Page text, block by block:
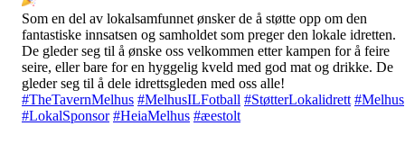
Som en del av lokalsamfunnet ønsker de å støtte opp om den
fantastiske innsatsen og samholdet som preger den lokale idretten.
De gleder seg til å ønske oss velkommen etter kampen for å feire
seire, eller bare for en hyggelig kveld med god mat og drikke. De
gleder seg til å dele idrettsgleden med oss alle!
#TheTavernMelhus #MelhusILFotball #StøtterLokalidrett #Melhus
#LokalSponsor #HeiaMelhus #æestolt